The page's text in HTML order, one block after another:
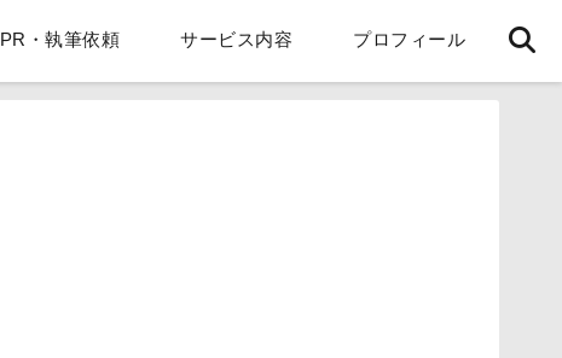
PR・執筆依頼 サービス内容 プロフィール